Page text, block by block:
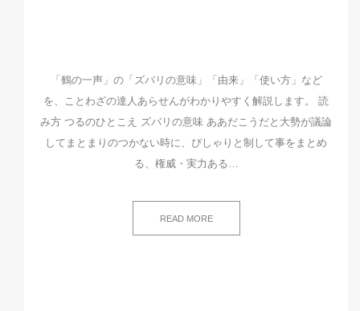
「鶴の一声」の「ズバリの意味」「由来」「使い方」など
を、ことわざの達人あらせんがわかりやすく解説します。 読
み方 つるのひとこえ ズバリの意味 ああだこうだと大勢が議論
してまとまりのつかない時に、ぴしゃりと制して事をまとめ
る、権威・実力ある…
READ MORE